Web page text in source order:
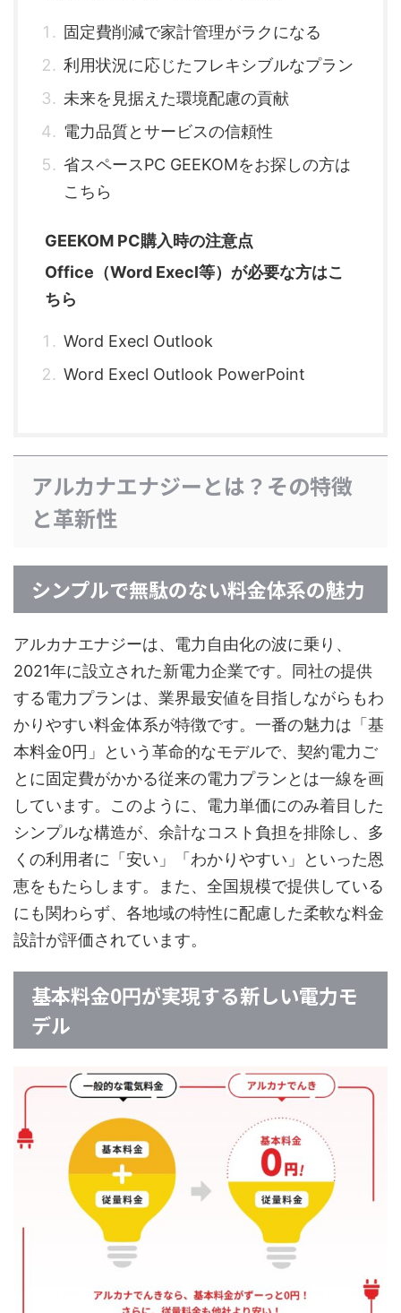
固定費削減で家計管理がラクになる
利用状況に応じたフレキシブルなプラン
未来を見据えた環境配慮の貢献
電力品質とサービスの信頼性
省スペースPC GEEKOMをお探しの方は
こちら
GEEKOM PC購入時の注意点
Office（Word Execl等）が必要な方はこ
ちら
Word Execl Outlook
Word Execl Outlook PowerPoint
アルカナエナジーとは？その特徴
と革新性
シンプルで無駄のない料金体系の魅力
アルカナエナジーは、電力自由化の波に乗り、
2021年に設立された新電力企業です。同社の提供
する電力プランは、業界最安値を目指しながらもわ
かりやすい料金体系が特徴です。一番の魅力は「基
本料金0円」という革命的なモデルで、契約電力ご
とに固定費がかかる従来の電力プランとは一線を画
しています。このように、電力単価にのみ着目した
シンプルな構造が、余計なコスト負担を排除し、多
くの利用者に「安い」「わかりやすい」といった恩
恵をもたらします。また、全国規模で提供している
にも関わらず、各地域の特性に配慮した柔軟な料金
設計が評価されています。
基本料金0円が実現する新しい電力モ
デル